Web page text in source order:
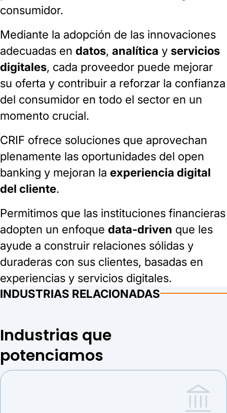
consumidor.
Mediante la adopción de las innovaciones
adecuadas en datos, analítica y servicios
digitales, cada proveedor puede mejorar
su oferta y contribuir a reforzar la confianza
del consumidor en todo el sector en un
momento crucial.
CRIF ofrece soluciones que aprovechan
plenamente las oportunidades del open
banking y mejoran la experiencia digital
del cliente.
Permitimos que las instituciones financieras
adopten un enfoque data‑driven que les
ayude a construir relaciones sólidas y
duraderas con sus clientes, basadas en
experiencias y servicios digitales.
INDUSTRIAS RELACIONADAS
Industrias que
potenciamos